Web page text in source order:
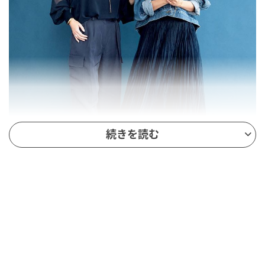
続きを読む